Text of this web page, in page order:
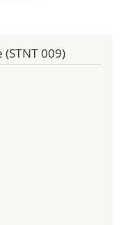
(STNT 009)